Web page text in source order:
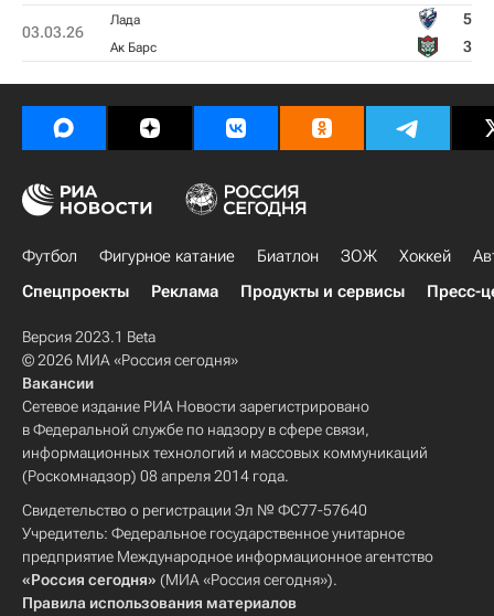
03.03.26
Лада 5
Ак Барс 3
Футбол Фигурное катание Биатлон ЗОЖ Хоккей
Спецпроекты
Реклама Продукты и сервисы Пресс-
Версия 2023.1 Beta
© 2026 МИА «Россия сегодня»
Вакансии
Сетевое издание РИА Новости зарегистрировано
в Федеральной службе по надзору в сфере связи,
информационных технологий и массовых коммуникаций
(Роскомнадзор) 08 апреля 2014 года.
Свидетельство о регистрации Эл № ФС77-57640
Учредитель: Федеральное государственное унитарное
предприятие Международное информационное агентство
«Россия сегодня» (МИА «Россия сегодня»).
Правила использования материалов